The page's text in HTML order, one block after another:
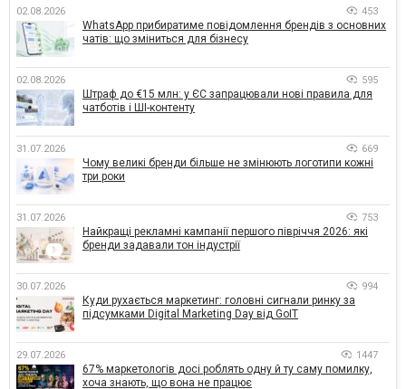
02.08.2026 453
WhatsApp прибиратиме повідомлення брендів з основних
чатів: що зміниться для бізнесу
02.08.2026 595
Штраф до €15 млн: у ЄС запрацювали нові правила для
чатботів і ШІ-контенту
31.07.2026 669
Чому великі бренди більше не змінюють логотипи кожні
три роки
31.07.2026 753
Найкращі рекламні кампанії першого півріччя 2026: які
бренди задавали тон індустрії
30.07.2026 994
Куди рухається маркетинг: головні сигнали ринку за
підсумками Digital Marketing Day від GoIT
29.07.2026 1447
67% маркетологів досі роблять одну й ту саму помилку,
хоча знають, що вона не працює